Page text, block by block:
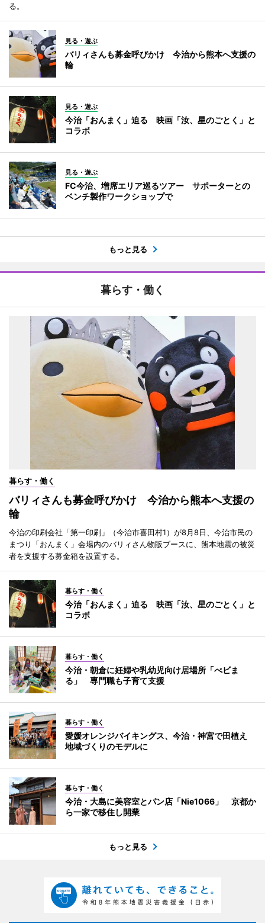
る。
見る・遊ぶ
バリィさんも募金呼びかけ 今治から熊本へ支援の
輪
見る・遊ぶ
今治「おんまく」迫る 映画「汝、星のごとく」と
コラボ
見る・遊ぶ
FC今治、増席エリア巡るツアー サポーターとの
ベンチ製作ワークショップで
もっと見る
暮らす・働く
暮らす・働く
バリィさんも募金呼びかけ 今治から熊本へ支援の
輪
今治の印刷会社「第一印刷」（今治市喜田村1）が8月8日、今治市民の
まつり「おんまく」会場内のバリィさん物販ブースに、熊本地震の被災
者を支援する募金箱を設置する。
暮らす・働く
今治「おんまく」迫る 映画「汝、星のごとく」と
コラボ
暮らす・働く
今治・朝倉に妊婦や乳幼児向け居場所「べビま
る」 専門職も子育て支援
暮らす・働く
愛媛オレンジバイキングス、今治・神宮で田植え
地域づくりのモデルに
暮らす・働く
今治・大島に美容室とパン店「Nie1066」 京都か
ら一家で移住し開業
もっと見る